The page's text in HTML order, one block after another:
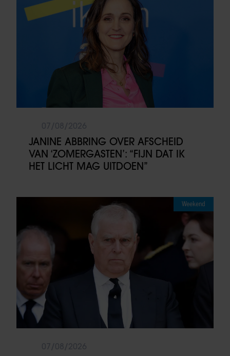
JANINE ABBRING OVER AFSCHEID
VAN ‘ZOMERGASTEN’: “FIJN DAT IK
HET LICHT MAG UITDOEN”
Weekend